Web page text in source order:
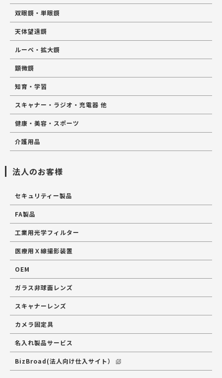
双眼鏡・単眼鏡
天体望遠鏡
ルーペ・拡大鏡
顕微鏡
知育・学習
スキャナー・ラジオ・充電器 他
健康・美容・スポーツ
介護用品
法人のお客様
セキュリティー製品
FA製品
工業用光学フィルター
医療用Ｘ線撮影装置
OEM
ガラス非球面レンズ
スキャナーレンズ
カメラ固定具
名入れ製品サービス
BizBroad(法人向け仕入サイト）